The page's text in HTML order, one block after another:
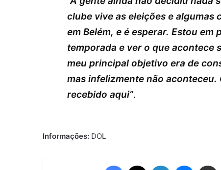
clube vive as eleições e algumas
em Belém, e é esperar. Estou
temporada e ver o que acontece
meu principal objetivo era de
mas infelizmente não
recebido aqui”.
Informações: DOL
Facebook Linkedin